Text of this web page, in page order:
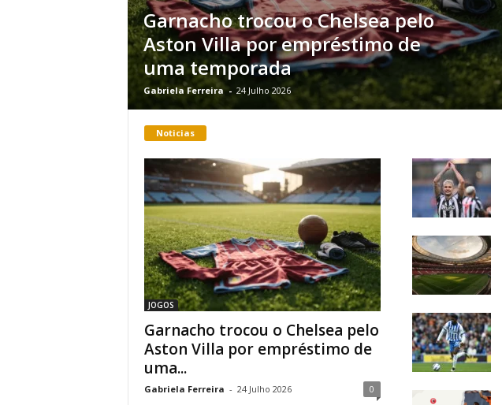
Garnacho trocou o Chelsea pelo
Aston Villa por empréstimo de
uma temporada
Gabriela Ferreira - 24 Julho 2026
Noticias
JOGOS
Garnacho trocou o Chelsea pelo
Aston Villa por empréstimo de
uma...
Gabriela Ferreira - 24 Julho 2026 0